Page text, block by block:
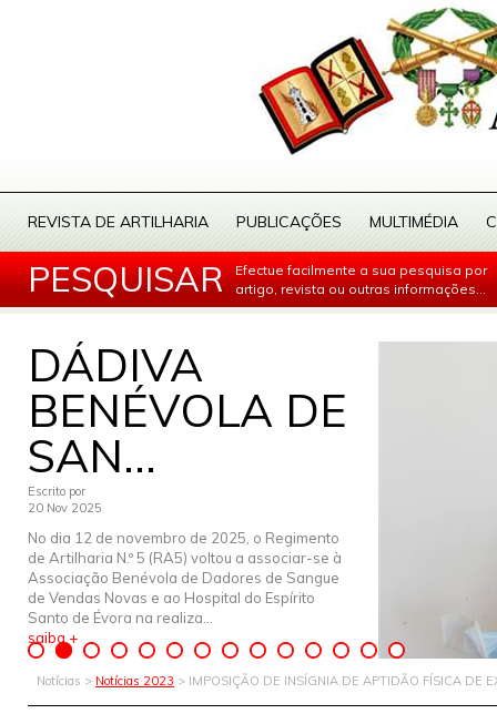
REVISTA DE ARTILHARIA PUBLICAÇÕES MULTIMÉDIA
PESQUISAR
Efectue facilmente a sua pesquisa por
artigo, revista ou outras informações...
DÁDIVA
BENÉVOLA DE
SAN...
Escrito por
20 Nov 2025
No dia 12 de novembro de 2025, o Regimento
de Artilharia N.º 5 (RA5) voltou a associar-se à
Associação Benévola de Dadores de Sangue
de Vendas Novas e ao Hospital do Espírito
Santo de Évora na realiza...
saiba +
Notícias > Notícias 2023 > IMPOSIÇÃO DE INSÍGNIA DE APTIDÃO FÍSICA DE